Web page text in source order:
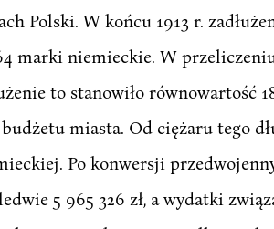
Polski. W końcu 1913 r.
marki niemieckie. W
to stanowiło równowartość
budżetu miasta. Od ciężaru tego
Po konwersji
5 965 326 zł, a wydatki